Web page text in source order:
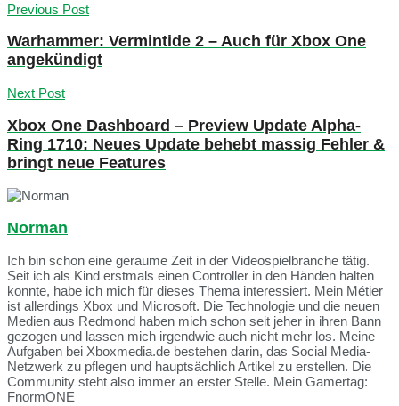
Previous Post
Warhammer: Vermintide 2 – Auch für Xbox One
angekündigt
Next Post
Xbox One Dashboard – Preview Update Alpha-
Ring 1710: Neues Update behebt massig Fehler &
bringt neue Features
Norman
Ich bin schon eine geraume Zeit in der Videospielbranche tätig.
Seit ich als Kind erstmals einen Controller in den Händen halten
konnte, habe ich mich für dieses Thema interessiert. Mein Métier
ist allerdings Xbox und Microsoft. Die Technologie und die neuen
Medien aus Redmond haben mich schon seit jeher in ihren Bann
gezogen und lassen mich irgendwie auch nicht mehr los. Meine
Aufgaben bei Xboxmedia.de bestehen darin, das Social Media-
Netzwerk zu pflegen und hauptsächlich Artikel zu erstellen. Die
Community steht also immer an erster Stelle. Mein Gamertag:
FnormONE